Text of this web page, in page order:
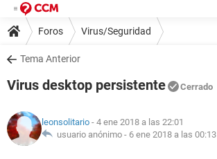
Foros Virus/Seguridad
Tema Anterior
Virus desktop persistente Cerrado
leonsolitario - 4 ene 2018 a las 22:01
usuario anónimo - 6 ene 2018 a las 00:13